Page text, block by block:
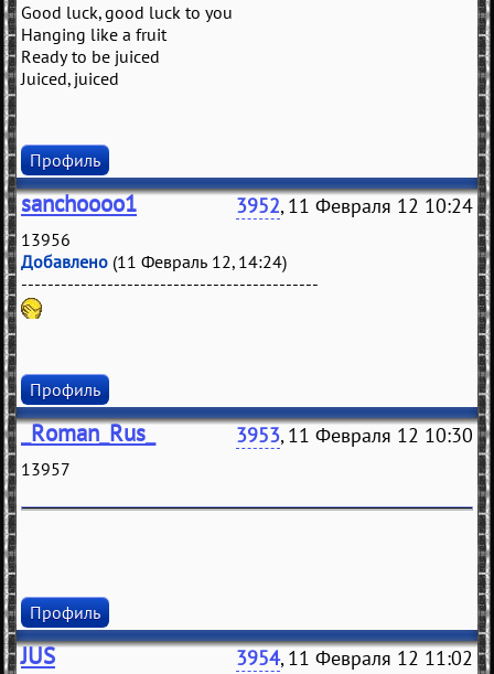
Good luck, good luck to you
Hanging like a fruit
Ready to be juiced
Juiced, juiced
Профиль
sanchoooo1 3952, 11 Февраля 12 10:24
13956
Добавлено (11 Февраль 12, 14:24)
---------------------------------------------
Профиль
_Roman_Rus_ 3953, 11 Февраля 12 10:30
13957
Профиль
JUS 3954, 11 Февраля 12 11:02